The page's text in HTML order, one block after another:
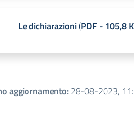
Le dichiarazioni(PDF - 105,8
aggiornamento:28-08-2023,